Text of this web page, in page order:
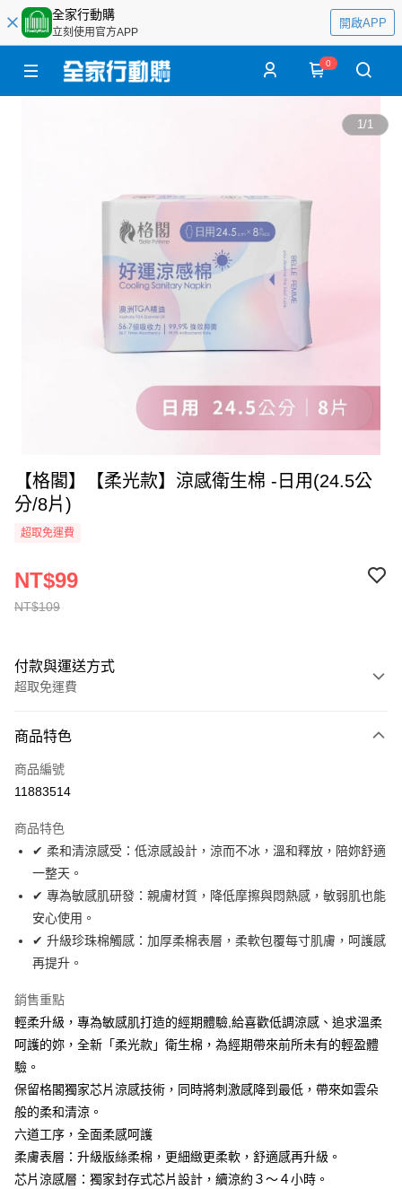
全家行動購
立刻使用官方APP
開啟APP
0
1/1
【格閣】【柔光款】涼感衛生棉 -日用(24.5公
分/8片)
超取免運費
NT$109
NT$99
付款與運送方式
超取免運費
全家線上支付
超商取貨付款
運送方式
全家取貨付款
免運費
常溫-付款後全家取貨
免運費
商品特色
商品編號
11883514
商品特色
✔ 柔和清涼感受：低涼感設計，涼而不冰，溫和釋放，陪妳舒適
一整天。
✔ 專為敏感肌研發：親膚材質，降低摩擦與悶熱感，敏弱肌也能
安心使用。
✔ 升級珍珠棉觸感：加厚柔棉表層，柔軟包覆每寸肌膚，呵護感
再提升。
銷售重點
輕柔升級，專為敏感肌打造的經期體驗,給喜歡低調涼感、追求溫柔
呵護的妳，全新「柔光款」衛生棉，為經期帶來前所未有的輕盈體
驗。
保留格閣獨家芯片涼感技術，同時將刺激感降到最低，帶來如雲朵
般的柔和清涼。
六道工序，全面柔感呵護
柔膚表層：升級版絲柔棉，更細緻更柔軟，舒適感再升級。
芯片涼感層：獨家封存式芯片設計，續涼約３～４小時。